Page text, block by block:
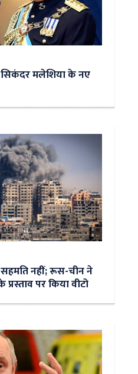
सिकंदर मलेशिया के नए
सहमति नहीं; रूस-चीन ने
पर किया वीटो